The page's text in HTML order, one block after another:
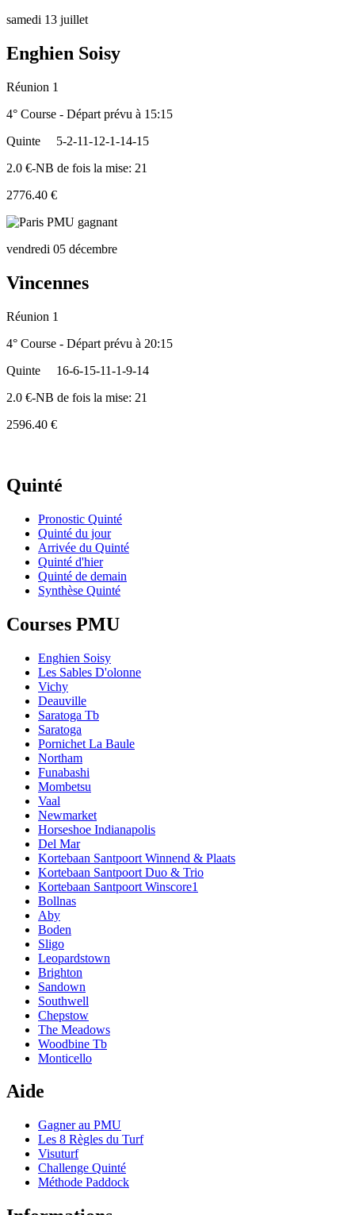
samedi 13 juillet
Enghien Soisy
Réunion 1
4° Course - Départ prévu à 15:15
Quinte
5-2-11-12-1-14-15
2.0 €-NB de fois la mise: 21
2776.40 €
vendredi 05 décembre
Vincennes
Réunion 1
4° Course - Départ prévu à 20:15
Quinte
16-6-15-11-1-9-14
2.0 €-NB de fois la mise: 21
2596.40 €
Quinté
Pronostic Quinté
Quinté du jour
Arrivée du Quinté
Quinté d'hier
Quinté de demain
Synthèse Quinté
Courses PMU
Enghien Soisy
Les Sables D'olonne
Vichy
Deauville
Saratoga Tb
Saratoga
Pornichet La Baule
Northam
Funabashi
Mombetsu
Vaal
Newmarket
Horseshoe Indianapolis
Del Mar
Kortebaan Santpoort Winnend & Plaats
Kortebaan Santpoort Duo & Trio
Kortebaan Santpoort Winscore1
Bollnas
Aby
Boden
Sligo
Leopardstown
Brighton
Sandown
Southwell
Chepstow
The Meadows
Woodbine Tb
Monticello
Aide
Gagner au PMU
Les 8 Règles du Turf
Visuturf
Challenge Quinté
Méthode Paddock